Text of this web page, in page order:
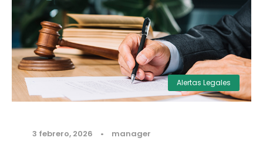
Alertas Legales
3 febrero, 2026 • manager